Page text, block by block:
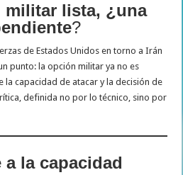
militar lista, ¿una
?
de Estados Unidos en torno a Irán
punto: la opción militar ya no es
la capacidad de atacar y la decisión de
definida no por lo técnico, sino por
la capacidad